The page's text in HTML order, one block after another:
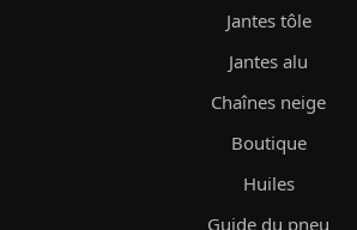
Jantes tôle
Jantes alu
Chaînes neige
Boutique
Huiles
Guide du pneu